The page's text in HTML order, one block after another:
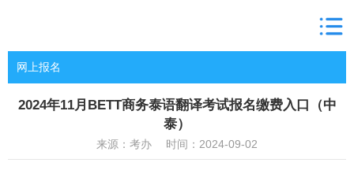
网上报名
2024年11月BETT商务泰语翻译考试报名缴费入口（中
泰）
来源：考办 时间：2024-09-02